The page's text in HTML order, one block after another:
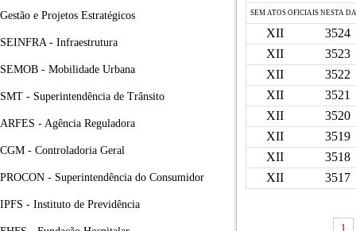
Gestão e Projetos Estratégicos
SEINFRA - Infraestrutura
SEMOB - Mobilidade Urbana
SMT - Superintendência de Trânsito
ARFES - Agência Reguladora
CGM - Controladoria Geral
PROCON - Superintendência do Consumidor
IPFS - Instituto de Previdência
SEM ATOS OFICIAIS NESTA
XII
3524
XII
3523
XII
3522
XII
3521
XII
3520
XII
3519
XII
3518
XII
3517
1